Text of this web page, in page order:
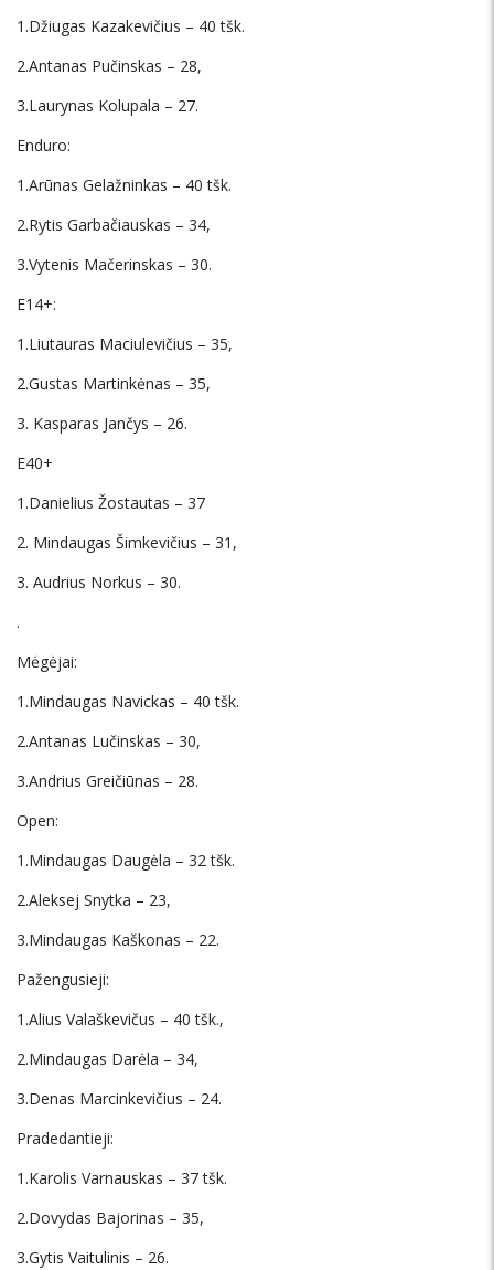
1.Džiugas Kazakevičius – 40 tšk.
2.Antanas Pučinskas – 28,
3.Laurynas Kolupala – 27.
Enduro:
1.Arūnas Gelažninkas – 40 tšk.
2.Rytis Garbačiauskas – 34,
3.Vytenis Mačerinskas – 30.
E14+:
1.Liutauras Maciulevičius – 35,
2.Gustas Martinkėnas – 35,
3. Kasparas Jančys – 26.
E40+
1.Danielius Žostautas – 37
2. Mindaugas Šimkevičius – 31,
3. Audrius Norkus – 30.
.
Mėgėjai:
1.Mindaugas Navickas – 40 tšk.
2.Antanas Lučinskas – 30,
3.Andrius Greičiūnas – 28.
Open:
1.Mindaugas Daugėla – 32 tšk.
2.Aleksej Snytka – 23,
3.Mindaugas Kaškonas – 22.
Pažengusieji:
1.Alius Valaškevičus – 40 tšk.,
2.Mindaugas Darėla – 34,
3.Denas Marcinkevičius – 24.
Pradedantieji:
1.Karolis Varnauskas – 37 tšk.
2.Dovydas Bajorinas – 35,
3.Gytis Vaitulinis – 26.